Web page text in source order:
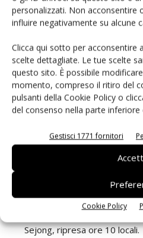
personalizzati. Non acconsentire
influire negativamente su alcune
Clicca qui sotto per acconsentire
scelte dettagliate. Le tue scelte
questo sito. È possibile
momento, compreso il ritiro del
pulsanti della Cookie Policy o
del consenso nella parte inferiore
Gestisci 1771 fornitori
Cookie Policy
Global concordano: le H200
ByteDance, Alibaba e
sotto un meccanismo di
con il governo USA.Indmoney
stima il mercato cinese di chip
qualsiasi aggiornamento
nella call potrebbe essere la
dell’intera seduta, più del
Colloqui Samsung–sindacato
Sejong, ripresa ore 10 locali.